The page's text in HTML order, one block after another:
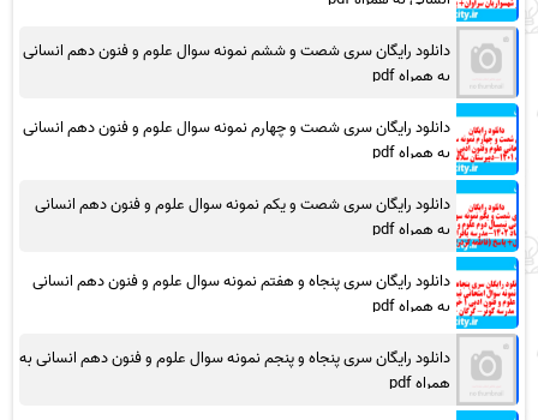
دانلود رایگان سری شصت و ششم نمونه سوال علوم و فنون دهم انسانی
به همراه pdf
دانلود رایگان سری شصت و چهارم نمونه سوال علوم و فنون دهم انسانی
به همراه pdf
دانلود رایگان سری شصت و یکم نمونه سوال علوم و فنون دهم انسانی
به همراه pdf
دانلود رایگان سری پنجاه و هفتم نمونه سوال علوم و فنون دهم انسانی
به همراه pdf
دانلود رایگان سری پنجاه و پنجم نمونه سوال علوم و فنون دهم انسانی به
همراه pdf